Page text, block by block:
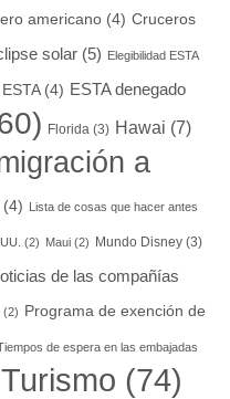
americano (4) Cruceros
solar (5) Elegibilidad ESTA
ESTA(4) ESTA denegado
Florida (3) Hawai (7)
a
(4) Lista de cosas que hacer antes
(2) Maui (2) Mundo Disney (3)
de las compañías
(2) Programa de exención de
de espera en las embajadas
Turismo (74)